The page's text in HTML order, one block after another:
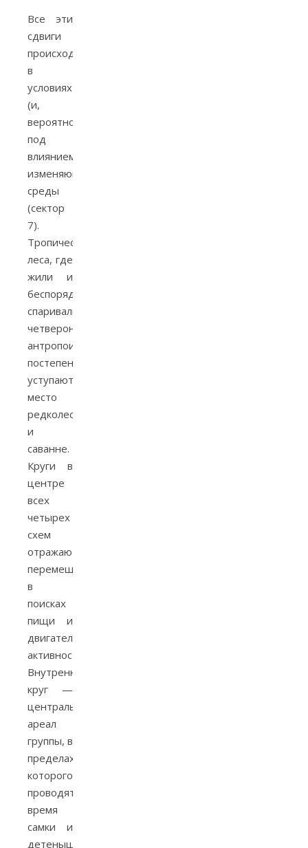
Все эти
сдвиги
происходят
в
условиях
(и,
вероятно,
под
влиянием)
изменяющейся
среды
(сектор
7).
Тропические
леса, где
жили и
беспорядочно
спаривались
четвероногие
антропоиды,
постепенно
уступают
место
редколесью
и
саванне.
Круги в
центре
всех
четырех
схем
отражают
перемещение
в
поисках
пищи и
двигательную
активность.
Внутренний
круг —
центральный
ареал
группы, в
пределах
которого
проводят
время
самки и
детеныши.